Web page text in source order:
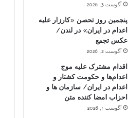
آگوست 3, 2026
پنجمین روز تحصن «کارزار علیه
اعدام در ایران» در لندن/
عکس تجمع
آگوست 2, 2026
اقدام مشترک علیه موج
اعدام‌ها و حکومت کشتار و
اعدام در ایران/ سازمان ها و
احزاب امضا کننده متن
آگوست 1, 2026